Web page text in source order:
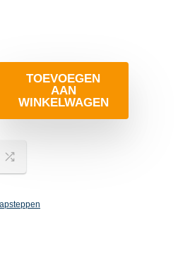
TOEVOEGEN
AAN
WINKELWAGEN